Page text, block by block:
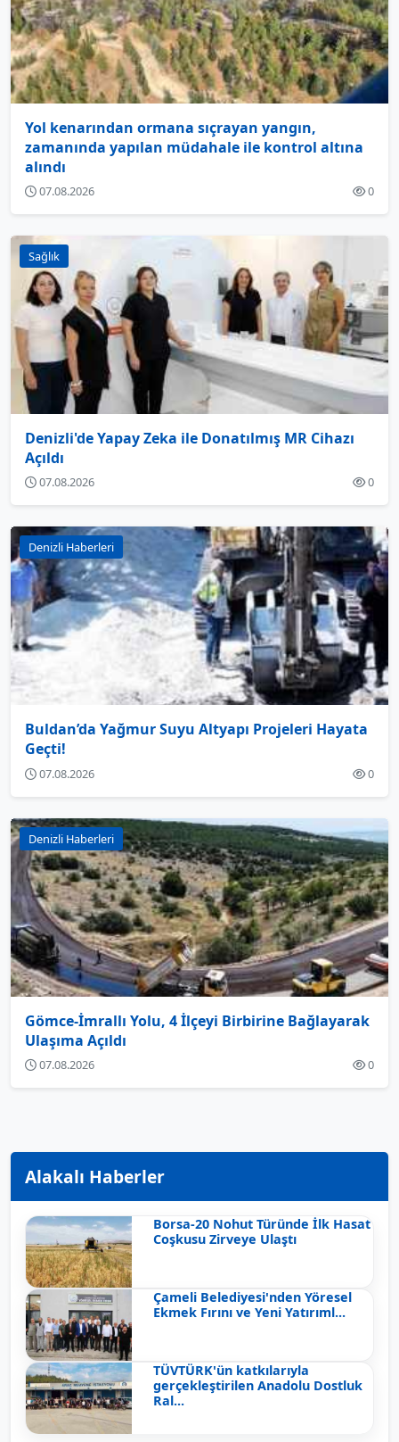
Yol kenarından ormana sıçrayan yangın,
zamanında yapılan müdahale ile kontrol altına
alındı
07.08.2026 0
Sağlık
Denizli'de Yapay Zeka ile Donatılmış MR Cihazı
Açıldı
07.08.2026 0
Denizli Haberleri
Buldan’da Yağmur Suyu Altyapı Projeleri Hayata
Geçti!
07.08.2026 0
Denizli Haberleri
Gömce-İmrallı Yolu, 4 İlçeyi Birbirine Bağlayarak
Ulaşıma Açıldı
07.08.2026 0
Alakalı Haberler
Borsa-20 Nohut Türünde İlk Hasat
Coşkusu Zirveye Ulaştı
Çameli Belediyesi'nden Yöresel
Ekmek Fırını ve Yeni Yatırıml...
TÜVTÜRK'ün katkılarıyla
gerçekleştirilen Anadolu Dostluk
Ral...